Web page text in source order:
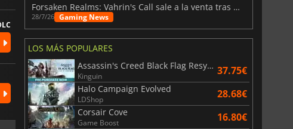
Forsaken Realms: Vahrin's Call sale a la venta tras una década
28/7/26 Gaming News
LOS MÁS POPULARES
Assassin's Creed Black Flag Resynced
Kinguin 37.75€
Halo Campaign Evolved
LDShop 28.68€
Corsair Cove
Game Boost 16.80€